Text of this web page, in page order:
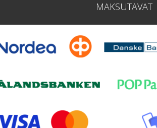
MAKSUTAVAT